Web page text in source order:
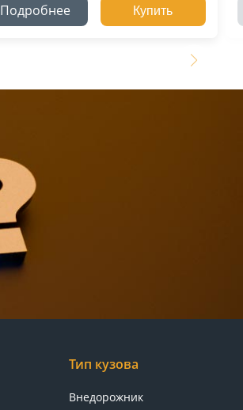
Подробнее Купить
Тип кузова
Внедорожник